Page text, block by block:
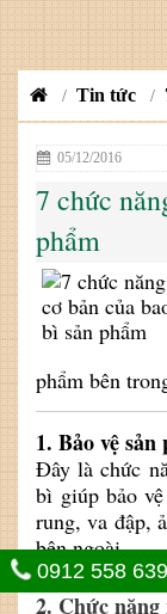
/ Tin tức /
05/12/2016
7 chức
phẩm
phẩm bên
1. Bảo vệ sản
Đây là chức
bì giúp bảo
rung, va đập,
bên ngoài.
2. Chức năng
0912 558 639